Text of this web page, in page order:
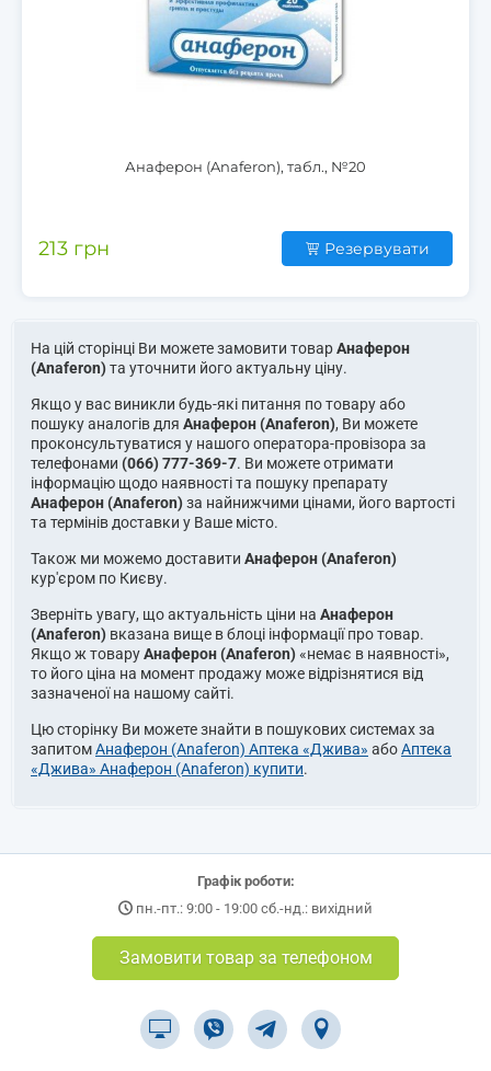
Анаферон (Anaferon), табл., №20
Резервувати
213 грн
На цій сторінці Ви можете замовити товарАнаферон
(Anaferon)та уточнити його актуальну ціну.
Якщо у вас виникли будь-які питання по товару або
пошуку аналогів для Анаферон (Anaferon), Ви можете
проконсультуватися у нашого оператора-провізора за
телефонами (066) 777-369-7. Ви можете отримати
інформацію щодо наявності та пошуку препарату
Анаферон (Anaferon)за найнижчими цінами, його вартості
та термінів доставки у Ваше місто.
Також ми можемо доставити Анаферон (Anaferon)
кур'єром по Києву.
Зверніть увагу, що актуальність ціни на Анаферон
(Anaferon) вказана вище в блоці інформації про товар.
Якщо ж товаруАнаферон (Anaferon)«немає в наявності»,
то його ціна на момент продажу може відрізнятися від
зазначеної на нашому сайті.
Цю сторінку Ви можете знайти в пошукових системах за
запитомАнаферон (Anaferon) Аптека «Джива» абоАптека
«Джива» Анаферон (Anaferon) купити.
Графік роботи:
пн.-пт.: 9:00 - 19:00 сб.-нд.: вихідний
Замовити товар за телефоном